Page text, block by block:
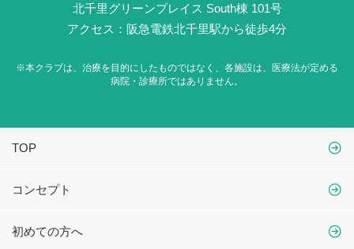
北千里グリーンプレイス South棟 101号
アクセス：阪急電鉄北千里駅から徒歩4分
※本クラブは、治療を目的にしたものではなく、 各施設は、医療法が定める
病院・診療所ではありません。
TOP
コンセプト
初めての方へ